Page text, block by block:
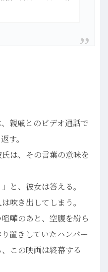
イト happinet-phanto…more
親戚とのビデオ通話で
す。
は、その言葉の意味を
と、彼女は答える。
吹き出してしまう。
嘩のあと、空腹を紛ら
置きしていたハンバー
この映画は終幕する